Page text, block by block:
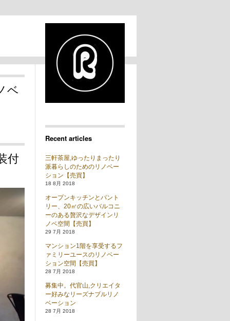
ベ
付
Recent articles
三軒茶屋,ゆったりまったり
派暮らしのためのリノベー
ション【売買】
18 8月 2018
オープンキッチンとパント
リー、20㎡の広いバルコニ
ーのある贅沢なデザインリ
ノベ空間【売買】
29 7月 2018
マンション1階を享受するフ
ァミリーユースのリノベー
ション空間【売買】
28 7月 2018
募集中。代官山,クリエイタ
ー好みなリーズナブルリノ
ベーション
28 7月 2018